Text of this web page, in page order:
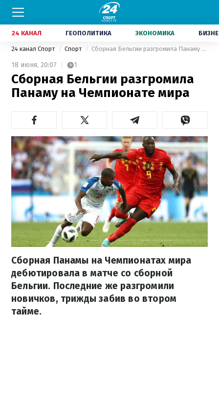
24 КАНАЛ ГЕОПОЛИТИКА ЭКОНОМИКА
24 канал Спорт Спорт Сборная Бельгии разгромила Панаму на Чемпионате мира
18 июня, 20:07 1
Сборная Бельгии разгромила
Панаму на Чемпионате мира
Сборная Панамы на Чемпионатах мира
дебютировала в матче со сборной
Бельгии. Последние же разгромили
новичков, трижды забив во втором
тайме.